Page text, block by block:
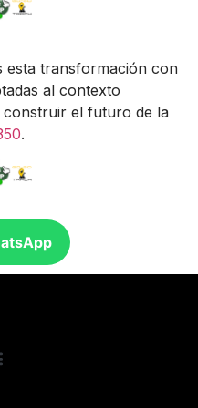
esta transformación con
al contexto
construir el futuro de la
.